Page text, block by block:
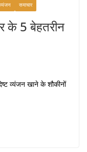
व्यंजन समाचार
के 5 बेहतरीन
व्यंजन खाने के शौकीनों